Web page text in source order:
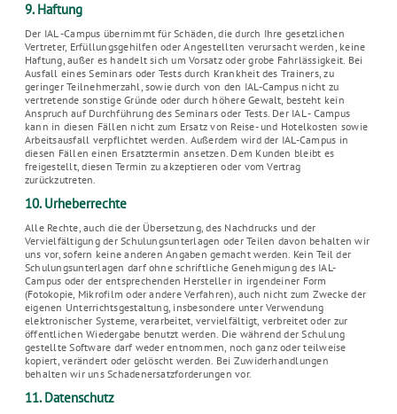
9. Haftung
Der IAL -Campus übernimmt für Schäden, die durch Ihre gesetzlichen
Vertreter, Erfüllungsgehilfen oder Angestellten verursacht werden, keine
Haftung, außer es handelt sich um Vorsatz oder grobe Fahrlässigkeit. Bei
Ausfall eines Seminars oder Tests durch Krankheit des Trainers, zu
geringer Teilnehmerzahl, sowie durch von den IAL-Campus nicht zu
vertretende sonstige Gründe oder durch höhere Gewalt, besteht kein
Anspruch auf Durchführung des Seminars oder Tests. Der IAL - Campus
kann in diesen Fällen nicht zum Ersatz von Reise- und Hotelkosten sowie
Arbeitsausfall verpflichtet werden. Außerdem wird der IAL-Campus in
diesen Fällen einen Ersatztermin ansetzen. Dem Kunden bleibt es
freigestellt, diesen Termin zu akzeptieren oder vom Vertrag
zurückzutreten.
10. Urheberrechte
Alle Rechte, auch die der Übersetzung, des Nachdrucks und der
Vervielfältigung der Schulungsunterlagen oder Teilen davon behalten wir
uns vor, sofern keine anderen Angaben gemacht werden. Kein Teil der
Schulungsunterlagen darf ohne schriftliche Genehmigung des IAL-
Campus oder der entsprechenden Hersteller in irgendeiner Form
(Fotokopie, Mikrofilm oder andere Verfahren), auch nicht zum Zwecke der
eigenen Unterrichtsgestaltung, insbesondere unter Verwendung
elektronischer Systeme, verarbeitet, vervielfältigt, verbreitet oder zur
öffentlichen Wiedergabe benutzt werden. Die während der Schulung
gestellte Software darf weder entnommen, noch ganz oder teilweise
kopiert, verändert oder gelöscht werden. Bei Zuwiderhandlungen
behalten wir uns Schadenersatzforderungen vor.
11. Datenschutz